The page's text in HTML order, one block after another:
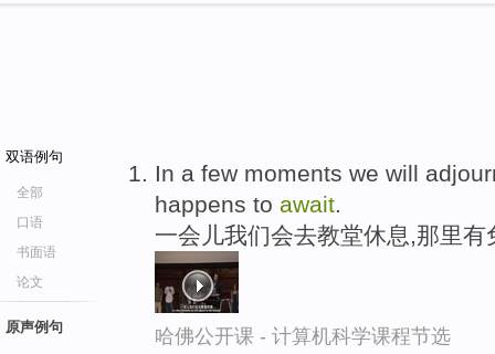
双语例句
全部
口语
书面语
论文
原声例句
In a few moments we will
happens to await.
一会儿我们会去教堂休息,那里有
哈佛公开课 - 计算机科学课程节选